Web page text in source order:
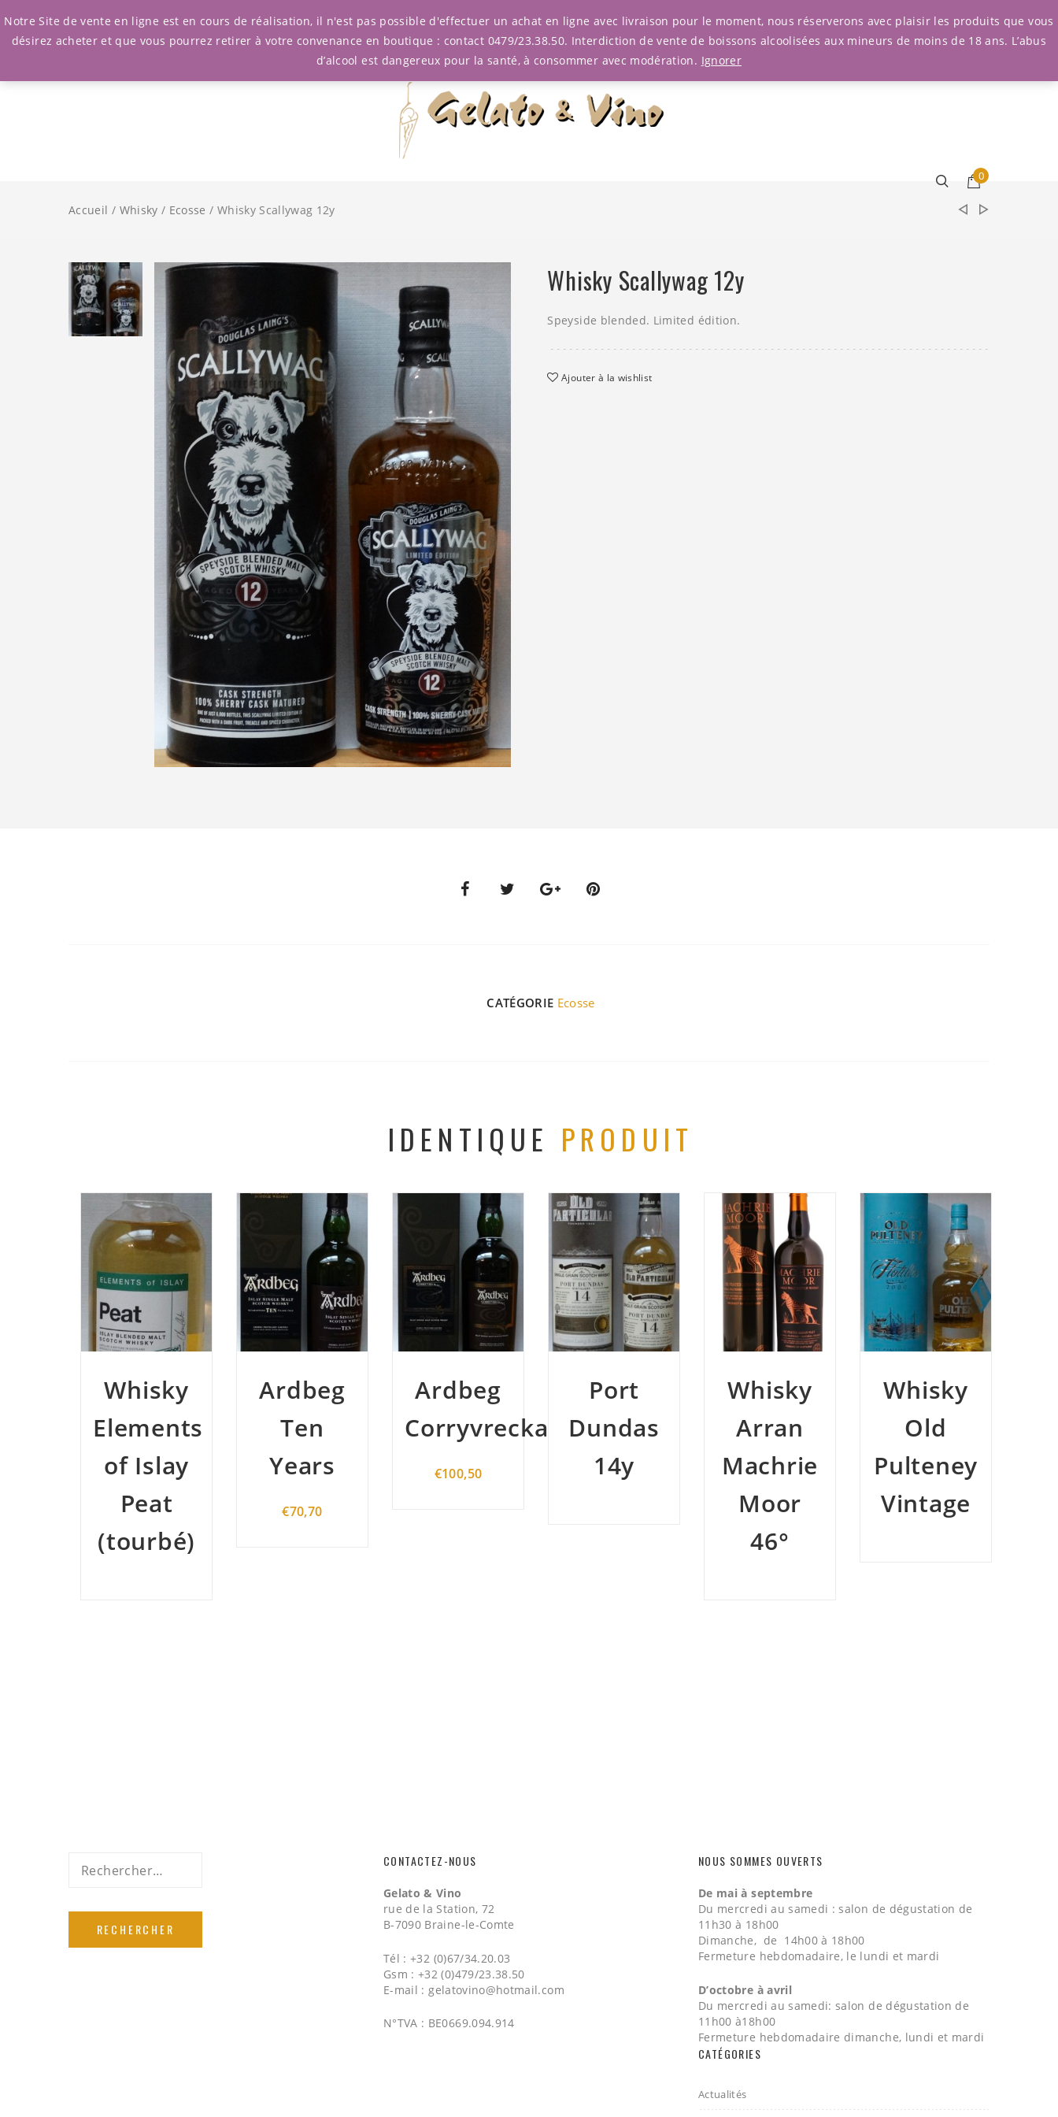
Connexion
0
Accueil / Whisky / Ecosse / Whisky Scallywag 12y
Whisky Scallywag 12y
Speyside blended. Limited édition.
Ajouter à la wishlist
CATÉGORIE Ecosse
IDENTIQUE PRODUIT
Ardbeg
Ten
Years
€ 70,70
Ardbeg
Corryvreckan
€100,50
Port
Dundas
14y
Whisky
Arran
Machrie
Whisky
Old
Pulteney
Vintage
Whisky
Hazelburn
10y
Rechercher : CONTACTEZ-NOUS
Gelato & Vino
rue de la Station, 72
B-7090 Braine-le-Comte
Tél : +32 (0)67/34.20.03
Gsm : +32 (0)479/23.38.50
E-mail : gelatovino@hotmail.com
N°TVA : BE0669.094.914
NOUS SOMMES OUVERTS
De mai à septembre
Du mercredi au samedi : salon de dégustation de
11h30 à 18h00
Dimanche, de 14h00 à 18h00
Fermeture hebdomadaire, le lundi et mardi
D’octobre à avril
Du mercredi au samedi: salon de dégustation de
11h00 à18h00
Fermeture hebdomadaire dimanche, lundi et mardi
CATÉGORIES
Actualités
Notre Site de vente en ligne est en cours de réalisation, il n'est pas possible d'effectuer un achat en ligne avec livraison pour le moment, nous réserverons avec plaisir les produits que vous
désirez acheter et que vous pourrez retirer à votre convenance en boutique : contact 0479/23.38.50. Interdiction de vente de boissons alcoolisées aux mineurs de moins de 18 ans. L’abus
d’alcool est dangereux pour la santé, à consommer avec modération. Ignorer